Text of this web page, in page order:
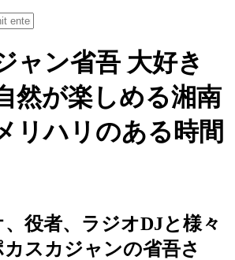
ャン省吾 大好き
然が楽しめる湘南
リハリのある時間
役者、ラジオDJと様々
スカジャンの省吾さ